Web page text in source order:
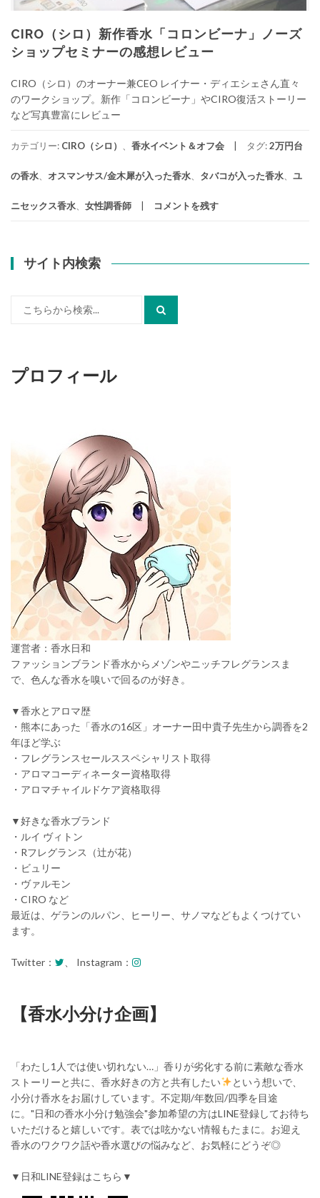
CIRO（シロ）新作香水「コロンビーナ」ノーズ
ショップセミナーの感想レビュー
CIRO（シロ）のオーナー兼CEO レイナー・ディエシェさん直々
のワークショップ。新作「コロンビーナ」やCIRO復活ストーリー
など写真豊富にレビュー
カテゴリー: CIRO（シロ） 香水イベント＆オフ会 タグ:2万円台
の香水 オスマンサス/金木犀が入った香水 タバコが入った香水 ユ
ニセックス香水 女性調香師 コメントを残す
サイト内検索
プロフィール
運営者：香水日和
ファッションブランド香水からメゾンやニッチフレグランスま
で、色んな香水を嗅いで回るのが好き。
▼香水とアロマ歴
・熊本にあった「香水の16区」オーナー田中貴子先生から調香を2
年ほど学ぶ
・フレグランスセールススペシャリスト取得
・アロマコーディネーター資格取得
・アロマチャイルドケア資格取得
▼好きな香水ブランド
・ルイ ヴィトン
・Rフレグランス（辻が花）
・ビュリー
・ヴァルモン
・CIRO など
最近は、ゲランのルパン、ヒーリー、サノマなどもよくつけてい
ます。
Twitter： 、 Instagram：
【香水小分け企画】
「わたし1人では使い切れない…」香りが劣化する前に素敵な香水
ストーリーと共に、香水好きの方と共有したい
という想いで、
小分け香水をお届けしています。不定期/年数回/四季を目途
に。"日和の香水小分け勉強会"参加希望の方はLINE登録してお待ち
いただけると嬉しいです。表では呟かない情報もたまに。お迎え
香水のワクワク話や香水選びの悩みなど、お気軽にどうぞ◎
▼日和LINE登録はこちら▼